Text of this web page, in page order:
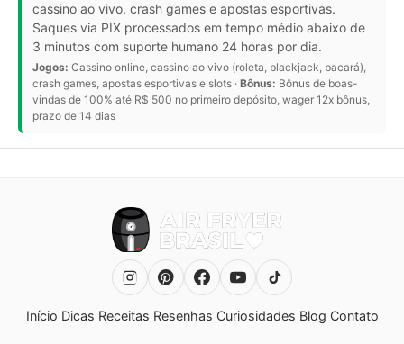
cassino ao vivo, crash games e apostas esportivas.
Saques via PIX processados em tempo médio abaixo de
3 minutos com suporte humano 24 horas por dia.
Jogos: Cassino online, cassino ao vivo (roleta, blackjack, bacará),
crash games, apostas esportivas e slots · Bônus: Bônus de boas-
vindas de 100% até R$ 500 no primeiro depósito, wager 12x bônus,
prazo de 14 dias
Início Dicas Receitas Resenhas Curiosidades Blog Contato